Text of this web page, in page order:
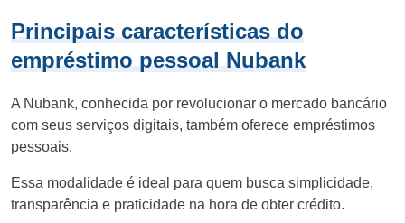
Principais características do
empréstimo pessoal Nubank
A Nubank, conhecida por revolucionar o mercado bancário
com seus serviços digitais, também oferece empréstimos
pessoais.
Essa modalidade é ideal para quem busca simplicidade,
transparência e praticidade na hora de obter crédito.